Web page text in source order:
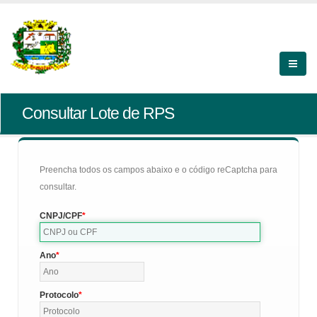
Consultar Lote de RPS
Preencha todos os campos abaixo e o código reCaptcha para
consultar.
CNPJ/CPF
Ano
Protocolo